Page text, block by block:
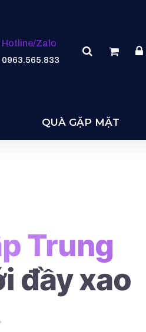
Hotline/Zalo
0963.565.833
QUÀ GẶP MẶT
Trung
đầy xao